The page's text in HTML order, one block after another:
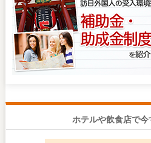
ホテルや飲食店で今